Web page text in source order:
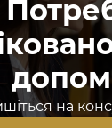
на